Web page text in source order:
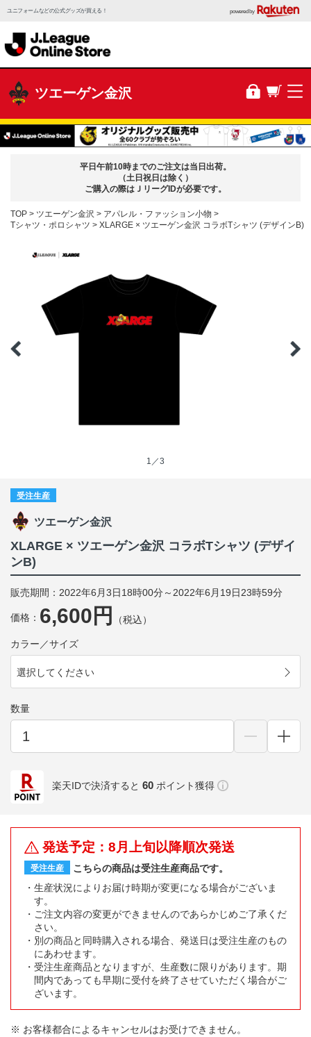
ユニフォームなどの公式グッズが買える！ powered by
ツエーゲン金沢
平日午前10時までのご注文は当日出荷。
（土日祝日は除く）
ご購入の際はＪリーグIDが必要です。
TOP ツエーゲン金沢
アパレル・ファッション小物
Tシャツ・ポロシャツ
XLARGE × ツエーゲン金沢 コラボTシャツ (デザインB)
1／3
受注生産
ツエーゲン金沢
XLARGE × ツエーゲン金沢 コラボTシャツ (デザイ
ンB)
販売期間：2022年6月3日18時00分～2022年6月19日23時59分
価格： 6,600円 （税込）
カラー／サイズ
選択してください
数量
楽天IDで決済すると 60 ポイント獲得
発送予定：8月上旬以降順次発送
受注生産
こちらの商品は受注生産商品です。
生産状況によりお届け時期が変更になる場合がございま
す。
ご注文内容の変更ができませんのであらかじめご了承くだ
さい。
別の商品と同時購入される場合、発送日は受注生産のもの
にあわせます。
受注生産商品となりますが、生産数に限りがあります。期
間内であっても早期に受付を終了させていただく場合がご
ざいます。
※ お客様都合によるキャンセルはお受けできません。